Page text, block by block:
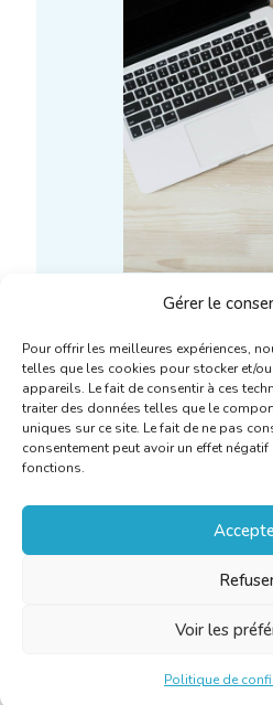
Gérer le
Pour offrir les meilleures expériences,
telles que les cookies pour stocker et/
appareils. Le fait de consentir à ces
traiter des données telles que le
uniques sur ce site. Le fait de ne pas
consentement peut avoir un effet
fonctions.
Voir les
Politique de
Accord de
En